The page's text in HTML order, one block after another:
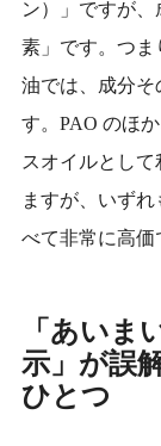
ン）」ですが
素」です。つま
油では、成分そ
す。PAO のほ
スオイルとして
ますが、いず
べて非常に高価
「あいま
示」が誤
ひとつ